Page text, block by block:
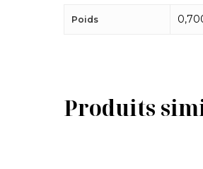
Poids
Produits